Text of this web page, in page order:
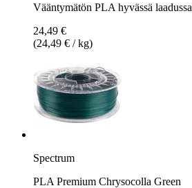
Vääntymätön PLA hyvässä laadussa
24,49 €
(24,49 € / kg)
Spectrum
PLA Premium Chrysocolla Green